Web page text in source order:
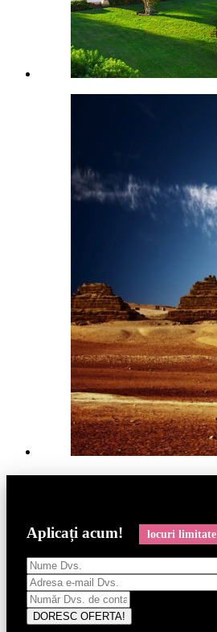
Aplicați acum! locuri limitate